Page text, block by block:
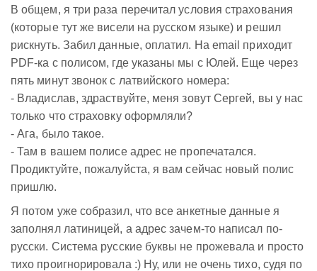
В общем, я три раза перечитал условия страхования
(которые тут же висели на русском языке) и решил
рискнуть. Забил данные, оплатил. На email приходит
PDF-ка с полисом, где указаны мы с Юлей. Еще через
пять минут звонок с латвийского номера:
- Владислав, здраствуйте, меня зовут Сергей, вы у нас
только что страховку оформляли?
- Ага, было такое.
- Там в вашем полисе адрес не пропечатался.
Продиктуйте, пожалуйста, я вам сейчас новый полис
пришлю.
Я потом уже собразил, что все анкетные данные я
заполнял латиницей, а адрес зачем-то написал по-
русски. Система русские буквы не прожевала и просто
тихо проигнорировала :) Ну, или не очень тихо, судя по